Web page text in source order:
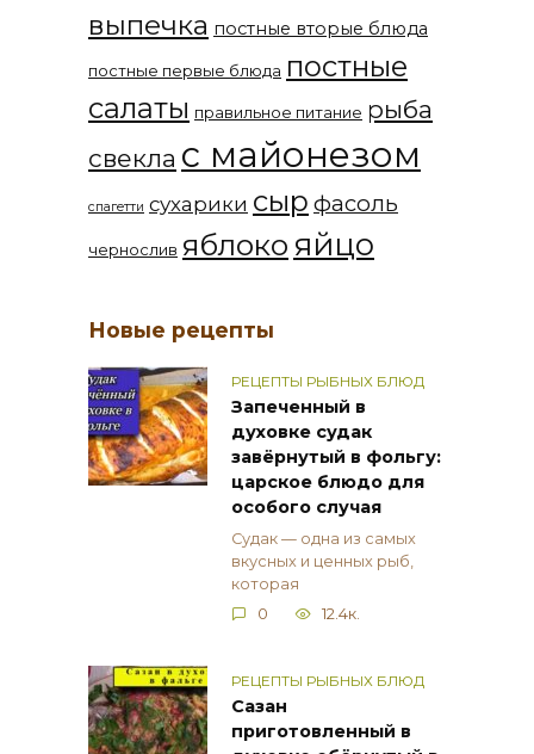
выпечка постные вторые блюда
постные первые блюда постные
салаты правильное питание рыба
свекла с майонезом
спагетти сухарики сыр фасоль
чернослив яблоко яйцо
Новые рецепты
РЕЦЕПТЫ РЫБНЫХ БЛЮД
Запеченный в
духовке судак
завёрнутый в фольгу:
царское блюдо для
особого случая
Судак — одна из самых
вкусных и ценных рыб,
которая
0
12.4к.
РЕЦЕПТЫ РЫБНЫХ БЛЮД
Сазан
приготовленный в